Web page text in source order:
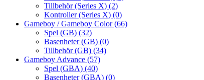
Tillbehör (Series X) (2)
Kontroller (Series X) (0)
Gameboy / Gameboy Color(66)
Spel (GB) (32)
Basenheter (GB) (0)
Tillbehör (GB) (34)
Gameboy Advance (57)
Spel (GBA) (40)
Basenheter (GBA) (0)